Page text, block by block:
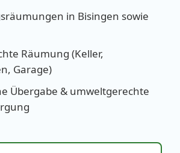
in Bisingen sowie
Räumung (Keller,
Garage)
Übergabe & umweltgerechte